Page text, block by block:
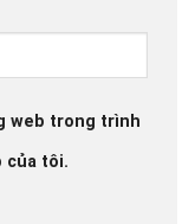
web trong trình
của tôi.